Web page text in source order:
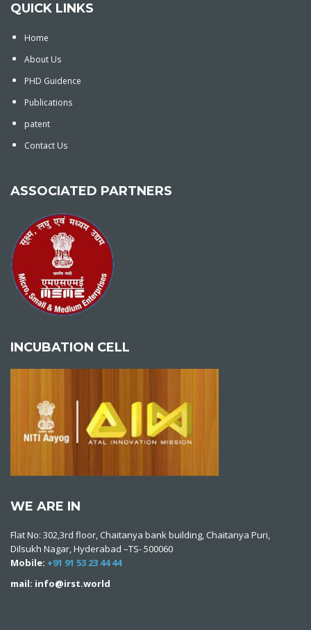
QUICK LINKS
Home
About Us
PHD Guidence
Publications
patent
Contact Us
ASSOCIATED PARTNERS
INCUBATION CELL
WE ARE IN
Flat No: 302,3rd floor, Chaitanya bank building, Chaitanya Puri,
Dilsukh Nagar, Hyderabad –TS- 500060
Mobile: +91 91 53 23 44 44
mail: info@irst.world